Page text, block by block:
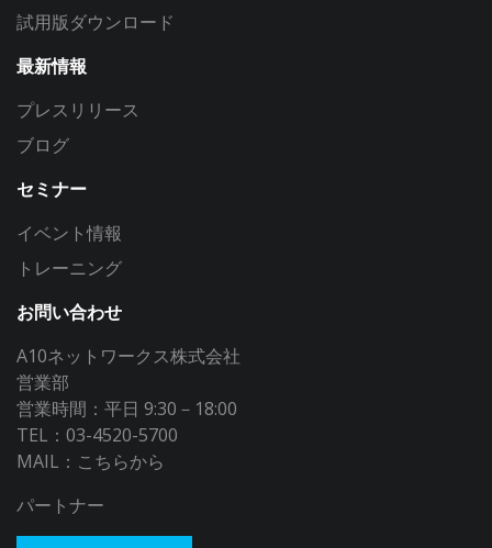
試用版ダウンロード
最新情報
プレスリリース
ブログ
セミナー
イベント情報
トレーニング
お問い合わせ
A10ネットワークス株式会社
営業部
営業時間：平日 9:30－18:00
TEL：03-4520-5700
MAIL： こちらから
パートナー